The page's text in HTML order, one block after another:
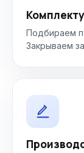
Подбираем
Закрываем